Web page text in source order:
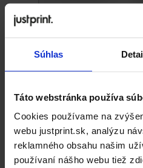
Súhlas
Táto webstránka používa
Cookies používame na
webu justprint.sk, analýzu
reklamného obsahu našim
používaní nášho webu tiež
Prezentačné
Reklamné steny, vlajky a
o reklamu vo veľkom,
systémy sa dajú použiť v